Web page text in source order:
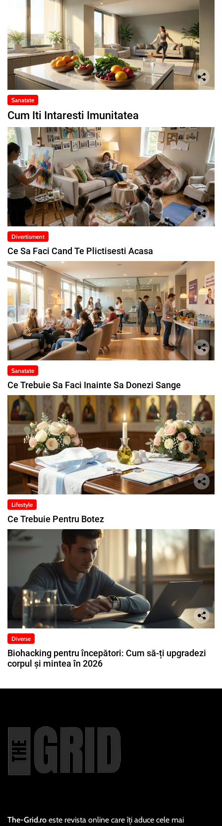
Sanatate
Cum Iti Intaresti Imunitatea
Divertisment
Ce Sa Faci Cand Te Plictisesti Acasa
Sanatate
Ce Trebuie Sa Faci Inainte Sa Donezi Sange
Lifestyle
Ce Trebuie Pentru Botez
Diverse
Biohacking pentru începători: Cum să-ți upgradezi
corpul și mintea în 2026
The-Grid.ro este revista online care îți aduce cele mai